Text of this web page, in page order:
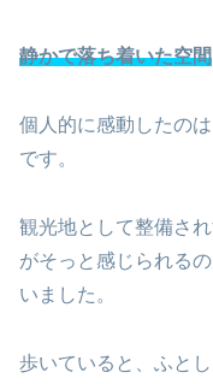
静かで落ち着いた空間
個人的に感動したのは
です。
観光地として整備さ
がそっと感じられる
いました。
歩いていると、ふと